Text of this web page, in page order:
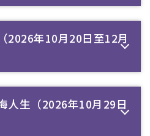
2026年10月20日至12月
人生（2026年10月29日